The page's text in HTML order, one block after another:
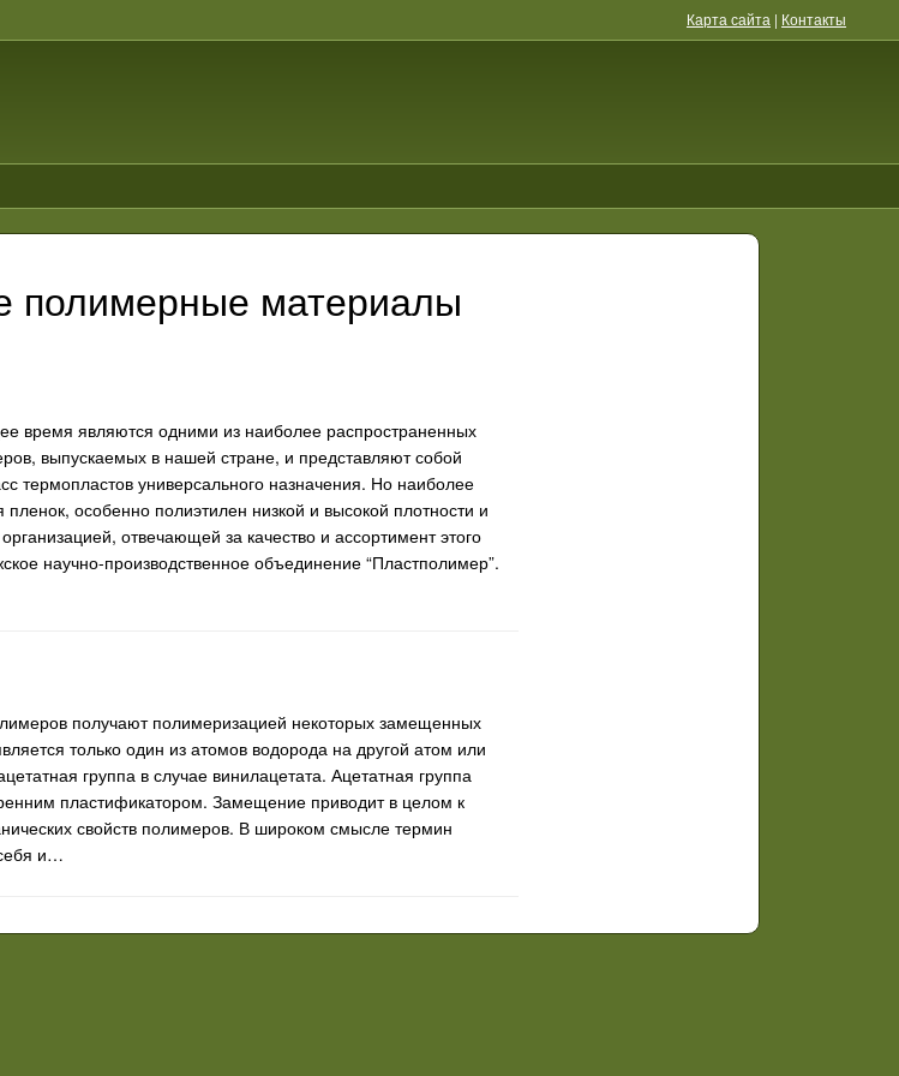
Карта сайта | Контакты
полимерные материалы
время являются одними из наиболее распространенных
выпускаемых в нашей стране, и представляют собой
термопластов универсального назначения. Но наиболее
особенно полиэтилен низкой и высокой плотности и
отвечающей за качество и ассортимент этого
научно-производственное объединение “Пластполимер”.
получают полимеризацией некоторых замещенных
только один из атомов водорода на другой атом или
группа в случае винилацетата. Ацетатная группа
пластификатором. Замещение приводит в целом к
свойств полимеров. В широком смысле термин
и…